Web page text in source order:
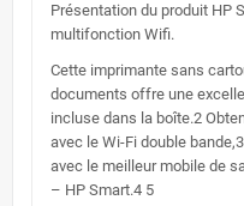
Présentation du produit HP
multifonction Wifi.
Cette imprimante sans
documents offre une
incluse dans la boîte.2
avec le Wi-Fi double
avec le meilleur mobile de
– HP Smart.4 5